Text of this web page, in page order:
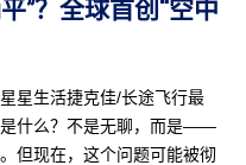
星生活捷克佳/长途飞行最
什么？不是无聊，而是——
但现在，这个问题可能被彻